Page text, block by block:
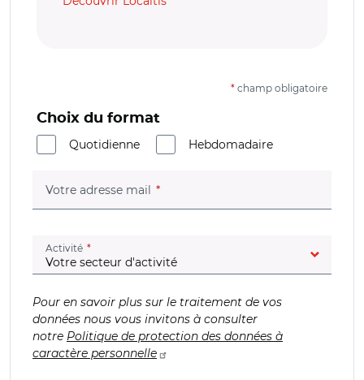
* champ obligatoire
Choix du format
Quotidienne
Hebdomadaire
Votre adresse mail (champ obligatoire)
Activité (champ obligatoire)
Pour en savoir plus sur le traitement de vos
données nous vous invitons à consulter
notre Politique de protection des données à
caractère personnelle